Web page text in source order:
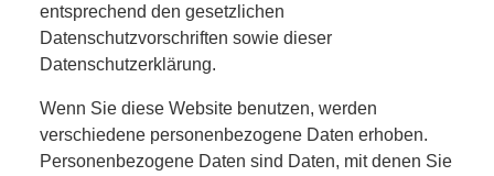
entsprechend den gesetzlichen
Datenschutzvorschriften sowie dieser
Datenschutzerklärung.
Wenn Sie diese Website benutzen, werden
verschiedene personenbezogene Daten erhoben.
Personenbezogene Daten sind Daten, mit denen Sie